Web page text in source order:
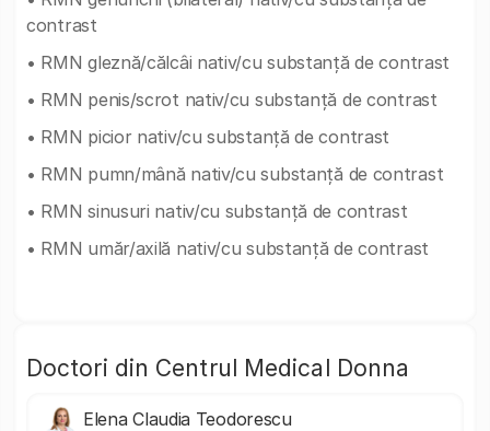
contrast
• RMN gleznă/călcâi nativ/cu substanță de contrast
• RMN penis/scrot nativ/cu substanță de contrast
• RMN picior nativ/cu substanță de contrast
• RMN pumn/mână nativ/cu substanță de contrast
• RMN sinusuri nativ/cu substanță de contrast
• RMN umăr/axilă nativ/cu substanță de contrast
Doctori din Centrul Medical Donna
Elena Claudia Teodorescu